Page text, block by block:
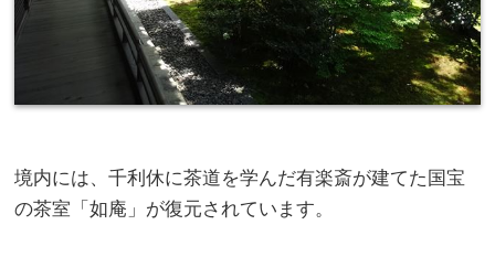
境内には、千利休に茶道を学んだ有楽斎が建てた国宝
の茶室「如庵」が復元されています。